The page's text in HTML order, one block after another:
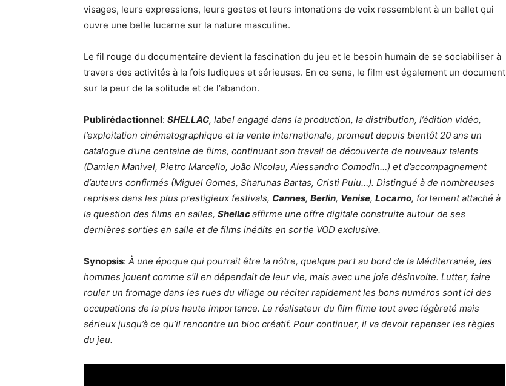
visages, leurs expressions, leurs gestes et leurs intonations de voix ressemblent à un ballet qui
ouvre une belle lucarne sur la nature masculine.
Le fil rouge du documentaire devient la fascination du jeu et le besoin humain de se sociabiliser à
travers des activités à la fois ludiques et sérieuses. En ce sens, le film est également un document
sur la peur de la solitude et de l’abandon.
Publirédactionnel: SHELLAC, label engagé dans la production, la distribution, l’édition vidéo,
l’exploitation cinématographique et la vente internationale, promeut depuis bientôt 20 ans un
catalogue d’une centaine de films, continuant son travail de découverte de nouveaux talents
(Damien Manivel, Pietro Marcello, João Nicolau, Alessandro Comodin…) et d’accompagnement
d’auteurs confirmés (Miguel Gomes, Sharunas Bartas, Cristi Puiu…). Distingué à de nombreuses
reprises dans les plus prestigieux festivals, Cannes, Berlin, Venise, Locarno, fortement attaché à
la question des films en salles, Shellacaffirme une offre digitale construite autour de ses
dernières sorties en salle et de films inédits en sortie VOD exclusive.
Synopsis: À une époque qui pourrait être la nôtre, quelque part au bord de la Méditerranée, les
hommes jouent comme s’il en dépendait de leur vie, mais avec une joie désinvolte. Lutter, faire
rouler un fromage dans les rues du village ou réciter rapidement les bons numéros sont ici des
occupations de la plus haute importance. Le réalisateur du film filme tout avec légèreté mais
sérieux jusqu’à ce qu’il rencontre un bloc créatif. Pour continuer, il va devoir repenser les règles
du jeu.